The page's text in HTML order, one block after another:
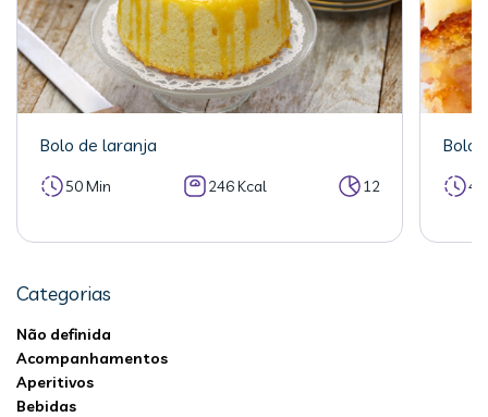
Bolo de laranja
50 Min 246 Kcal 12
Bolo
Categorias
Não definida
Acompanhamentos
Aperitivos
Bebidas